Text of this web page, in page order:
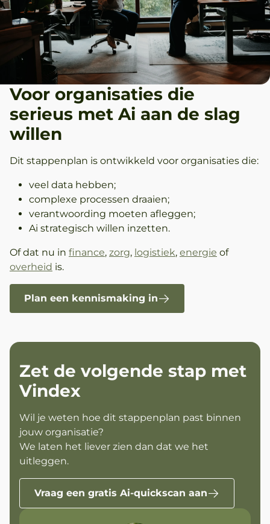
Voor organisaties die
serieus met Ai aan de slag
willen
Dit stappenplan is ontwikkeld voor organisaties die:
veel data hebben;
complexe processen draaien;
verantwoording moeten afleggen;
Ai strategisch willen inzetten.
Of dat nu in finance, zorg, logistiek, energie of
overheid is.
Plan een kennismaking in
Zet de volgende stap met
Vindex
Wil je weten hoe dit stappenplan past binnen
jouw organisatie?
We laten het liever zien dan dat we het
uitleggen.
Vraag een gratis Ai-quickscan aan